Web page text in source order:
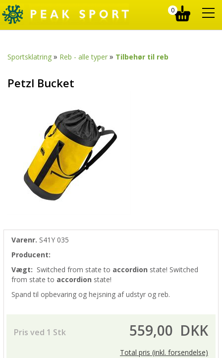
0
Sportsklatring » Reb - alle typer » Tilbehør til reb
Petzl Bucket
Varenr. S41Y 035
Producent:
Vægt: Switched from state to accordion state! Switched
from state to accordion state!
Spand til opbevaring og hejsning af udstyr og reb.
Pris ved 1 Stk 559,00 DKK
Total pris (inkl. forsendelse)